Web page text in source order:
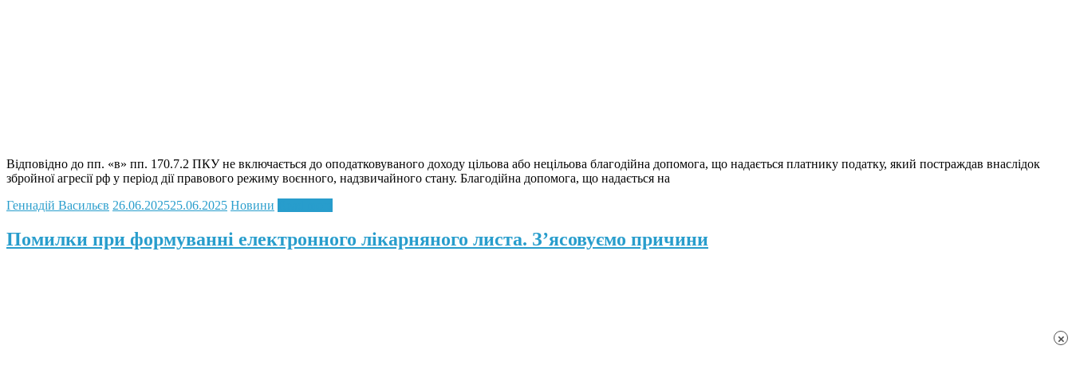
Відповідно до пп. «в» пп. 170.7.2 ПКУ не включається до оподатковуваного доходу цільова або нецільова благодійна допомога, що надається платнику податку, який постраждав внаслідок
збройної агресії рф у період дії правового режиму воєнного, надзвичайного стану. Благодійна допомога, що надається на
Геннадій Васильєв 26.06.202525.06.2025 Новини
Помилки при формуванні електронного лікарняного листа. З’ясовуємо причини
×